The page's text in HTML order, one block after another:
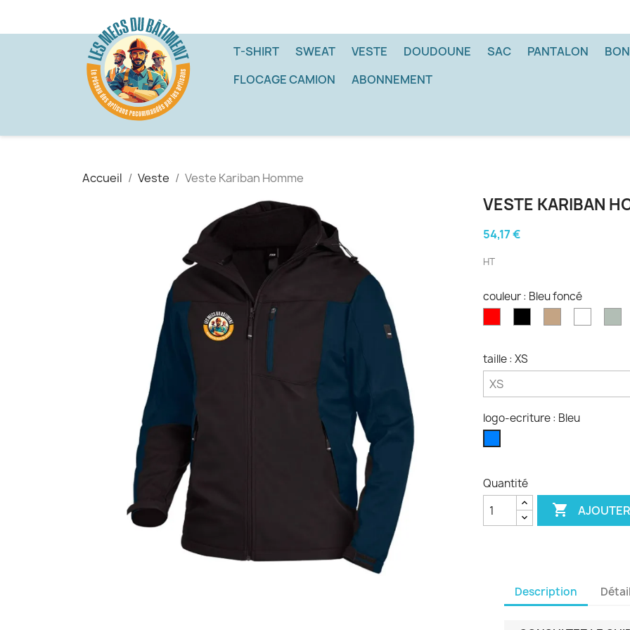
T-SHIRT SWEAT VESTE DOUDOUNE SAC PANTALON
FLOCAGE CAMION
ABONNEMENT
Accueil Veste Veste Kariban Homme
VESTE KARIBAN
54,17 €
HT
couleur : Bleu foncé
clair
taille : XS
logo-ecriture : Bleu
Quantité

Description